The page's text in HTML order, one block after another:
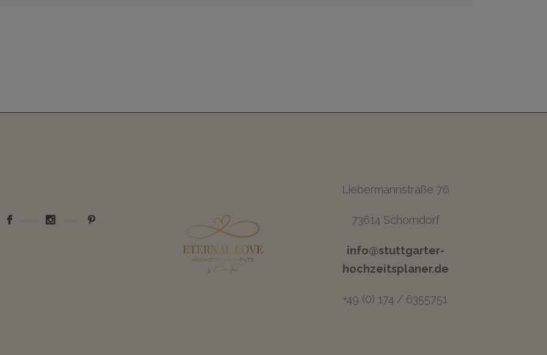
Liebermannstraße 76
73614 Schorndorf
info@stuttgarter-
hochzeitsplaner.de
+49 (0) 174 / 6355751